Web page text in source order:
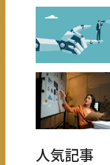
人気記事